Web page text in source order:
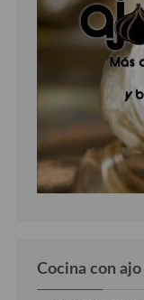
Cocina con